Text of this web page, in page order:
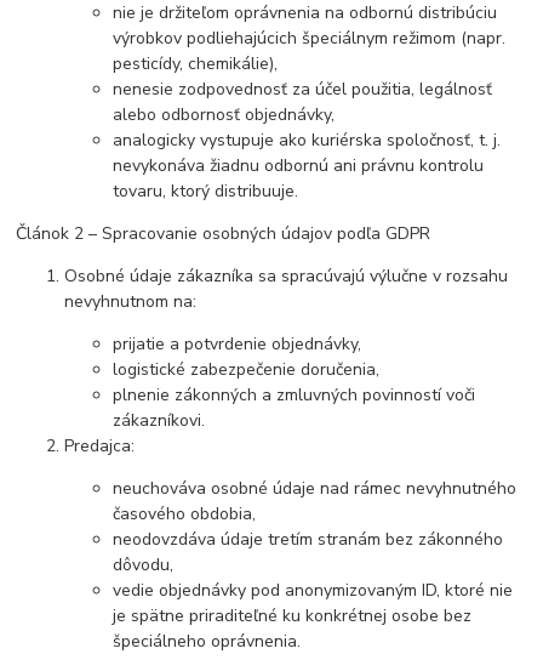
nie je držiteľom oprávnenia na odbornú distribúciu
výrobkov podliehajúcich špeciálnym režimom (napr.
pesticídy, chemikálie),
nenesie zodpovednosť za účel použitia, legálnosť
alebo odbornosť objednávky,
analogicky vystupuje ako kuriérska spoločnosť, t. j.
nevykonáva žiadnu odbornú ani právnu kontrolu
tovaru, ktorý distribuuje.
Článok 2 – Spracovanie osobných údajov podľa GDPR
Osobné údaje zákazníka sa spracúvajú výlučne v rozsahu
nevyhnutnom na:
prijatie a potvrdenie objednávky,
logistické zabezpečenie doručenia,
plnenie zákonných a zmluvných povinností voči
zákazníkovi.
Predajca:
neuchováva osobné údaje nad rámec nevyhnutného
časového obdobia,
neodovzdáva údaje tretím stranám bez zákonného
dôvodu,
vedie objednávky pod anonymizovaným ID, ktoré nie
je spätne priraditeľné ku konkrétnej osobe bez
špeciálneho oprávnenia.